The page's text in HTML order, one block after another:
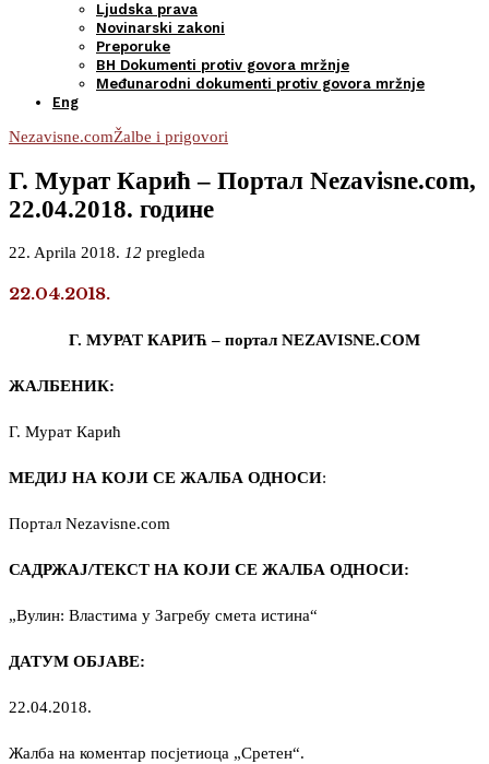
Ljudska prava
Novinarski zakoni
Preporuke
BH Dokumenti protiv govora mržnje
Međunarodni dokumenti protiv govora mržnje
Eng
Nezavisne.comŽalbe i prigovori
Г. Мурат Карић – Портал Nezavisne.com,
22.04.2018. године
22. Aprila 2018. 12 pregleda
22.04.2018.
Г. МУРАТ КАРИЋ – портал NEZAVISNE.COM
ЖАЛБЕНИК:
Г. Мурат Карић
МЕДИЈ НА КОЈИ СЕ ЖАЛБА ОДНОСИ:
Портал Nezavisne.com
САДРЖАЈ/ТЕКСТ НА КОЈИ СЕ ЖАЛБА ОДНОСИ:
„Вулин: Властима у Загребу смета истина“
ДАТУМ ОБЈАВЕ:
22.04.2018.
Жалба на коментар посјетиоца „Сретен“.